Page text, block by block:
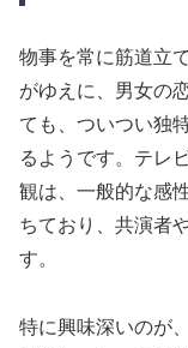
物事を常に筋道立
がゆえに、男女の
ても、ついつい独
るようです。テレ
観は、一般的な感
ちており、共演者
す。
特に興味深いのが